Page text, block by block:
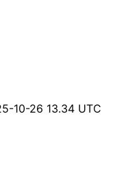
10-26 13.34 UTC